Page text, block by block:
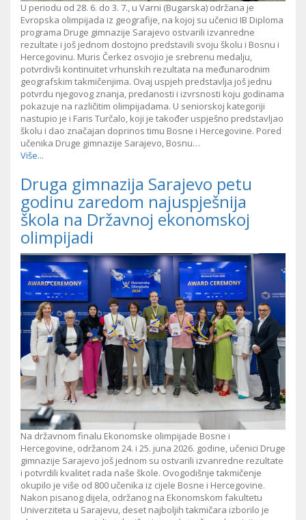
U periodu od 28. 6. do 3. 7., u Varni (Bugarska) održana je
Evropska olimpijada iz geografije, na kojoj su učenici IB Diploma
programa Druge gimnazije Sarajevo ostvarili izvanredne
rezultate i još jednom dostojno predstavili svoju školu i Bosnu i
Hercegovinu. Muris Čerkez osvojio je srebrenu medalju,
potvrdivši kontinuitet vrhunskih rezultata na međunarodnim
geografskim takmičenjima. Ovaj uspjeh predstavlja još jednu
potvrdu njegovog znanja, predanosti i izvrsnosti koju godinama
pokazuje na različitim olimpijadama. U seniorskoj kategoriji
nastupio je i Faris Turčalo, koji je također uspješno predstavljao
školu i dao značajan doprinos timu Bosne i Hercegovine. Pored
učenika Druge gimnazije Sarajevo, Bosnu…
Više...
Druga gimnazija Sarajevo petu
godinu zaredom najuspješnija
škola na Državnoj ekonomskoj
olimpijadi
Na državnom finalu Ekonomske olimpijade Bosne i
Hercegovine, održanom 24. i 25. juna 2026. godine, učenici Druge
gimnazije Sarajevo još jednom su ostvarili izvanredne rezultate
i potvrdili kvalitet rada naše škole. Ovogodišnje takmičenje
okupilo je više od 800 učenika iz cijele Bosne i Hercegovine.
Nakon pisanog dijela, održanog na Ekonomskom fakultetu
Univerziteta u Sarajevu, deset najboljih takmičara izborilo je